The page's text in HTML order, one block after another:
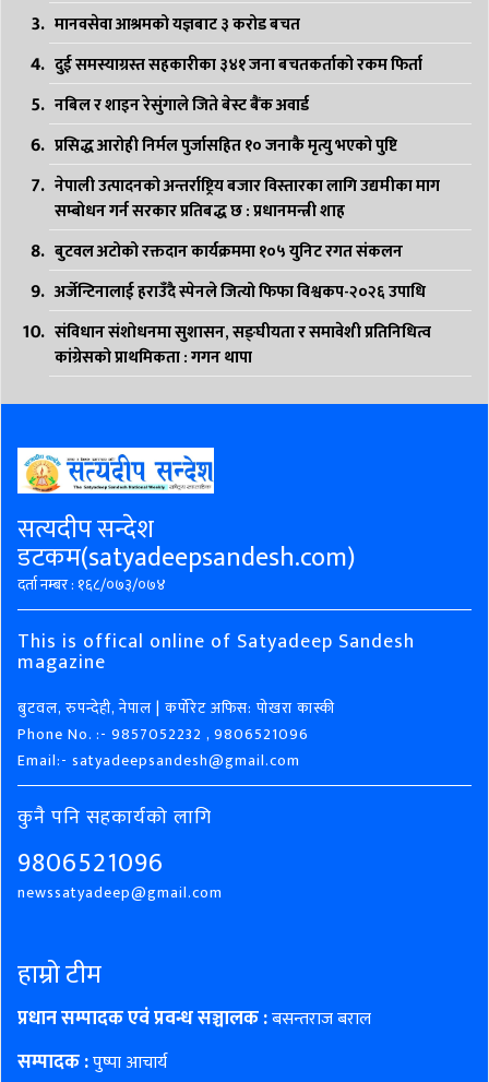
मानवसेवा आश्रमको यज्ञबाट ३ करोड बचत
दुई समस्याग्रस्त सहकारीका ३४१ जना बचतकर्ताको रकम फिर्ता
नबिल र शाइन रेसुंगाले जिते बेस्ट बैंक अवार्ड
प्रसिद्ध आरोही निर्मल पुर्जासहित १० जनाकै मृत्यु भएको पुष्टि
नेपाली उत्पादनको अन्तर्राष्ट्रिय बजार विस्तारका लागि उद्यमीका माग
सम्बोधन गर्न सरकार प्रतिबद्ध छ : प्रधानमन्त्री शाह
बुटवल अटोको रक्तदान कार्यक्रममा १०५ युनिट रगत संकलन
अर्जेन्टिनालाई हराउँदै स्पेनले जित्यो फिफा विश्वकप-२०२६ उपाधि
संविधान संशोधनमा सुशासन, सङ्घीयता र समावेशी प्रतिनिधित्व
कांग्रेसको प्राथमिकता : गगन थापा
सत्यदीप सन्देश
डटकम(satyadeepsandesh.com)
दर्ता नम्बर : १६८/०७३/०७४
This is offical online of Satyadeep Sandesh
magazine
बुटवल, रुपन्देही, नेपाल | कर्पोरेट अफिस: पोखरा कास्की
Phone No. :- 9857052232 , 9806521096
Email:- satyadeepsandesh@gmail.com
कुनै पनि सहकार्यको लागि
9806521096
newssatyadeep@gmail.com
हाम्रो टीम
प्रधान सम्पादक एवं प्रवन्ध सञ्चालक :बसन्तराज बराल
सम्पादक :पुष्पा आचार्य